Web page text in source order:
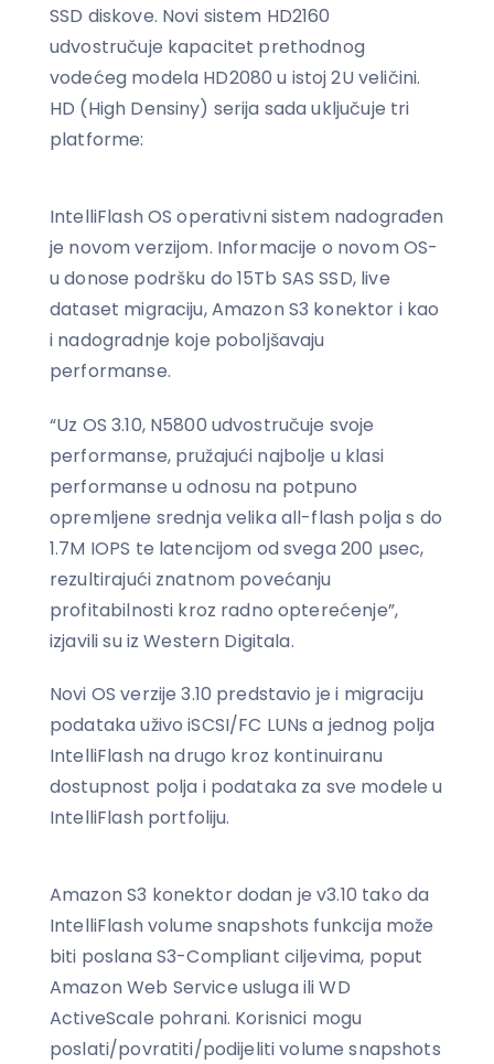
SSD diskove. Novi sistem HD2160
udvostručuje kapacitet prethodnog
vodećeg modela HD2080 u istoj 2U veličini.
HD (High Densiny) serija sada uključuje tri
platforme:
IntelliFlash OS operativni sistem nadograđen
je novom verzijom. Informacije o novom OS-
u donose podršku do 15Tb SAS SSD, live
dataset migraciju, Amazon S3 konektor i kao
i nadogradnje koje poboljšavaju
performanse.
“Uz OS 3.10, N5800 udvostručuje svoje
performanse, pružajući najbolje u klasi
performanse u odnosu na potpuno
opremljene srednja velika all-flash polja s do
1.7M IOPS te latencijom od svega 200 µsec,
rezultirajući znatnom povećanju
profitabilnosti kroz radno opterećenje”,
izjavili su iz Western Digitala.
Novi OS verzije 3.10 predstavio je i migraciju
podataka uživo iSCSI/FC LUNs a jednog polja
IntelliFlash na drugo kroz kontinuiranu
dostupnost polja i podataka za sve modele u
IntelliFlash portfoliju.
Amazon S3 konektor dodan je v3.10 tako da
IntelliFlash volume snapshots funkcija može
biti poslana S3-Compliant ciljevima, poput
Amazon Web Service usluga ili WD
ActiveScale pohrani. Korisnici mogu
poslati/povratiti/podijeliti volume snapshots